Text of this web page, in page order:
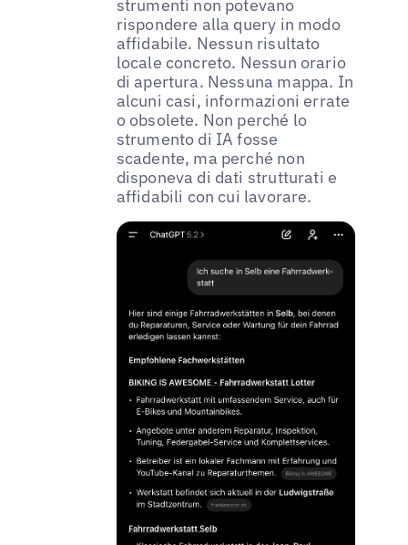
strumenti non potevano
rispondere alla query in modo
affidabile. Nessun risultato
locale concreto. Nessun orario
di apertura. Nessuna mappa. In
alcuni casi, informazioni errate
o obsolete. Non perché lo
strumento di IA fosse
scadente, ma perché non
disponeva di dati strutturati e
affidabili con cui lavorare.